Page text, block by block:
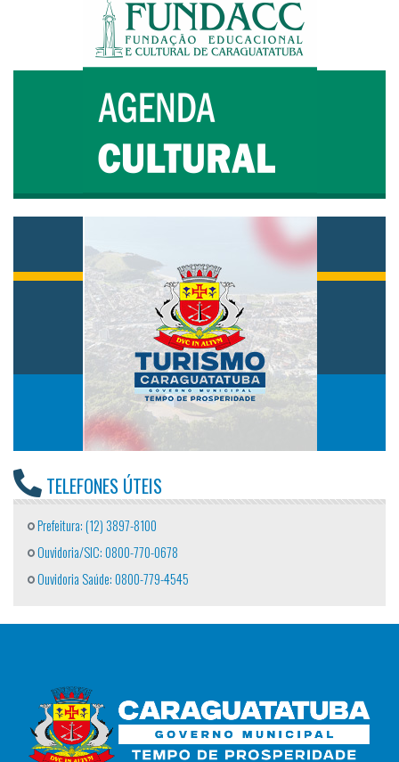
TELEFONES ÚTEIS
Prefeitura: (12) 3897-8100
Ouvidoria/SIC: 0800-770-0678
Ouvidoria Saúde: 0800-779-4545